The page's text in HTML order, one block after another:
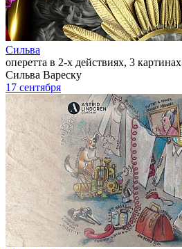
Сильва
оперетта в 2-х действиях, 3 картинах
Сильва Вареску
17 сентября